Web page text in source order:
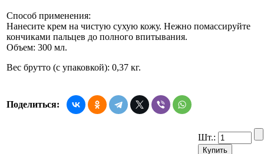
Способ применения:
Нанесите крем на чистую сухую кожу. Нежно помассируйте
кончиками пальцев до полного впитывания.
Объем: 300 мл.
Вес брутто (с упаковкой): 0,37 кг.
Поделиться:
Шт.: